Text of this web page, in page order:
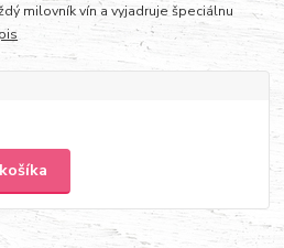
milovník vín a vyjadruje špeciálnu